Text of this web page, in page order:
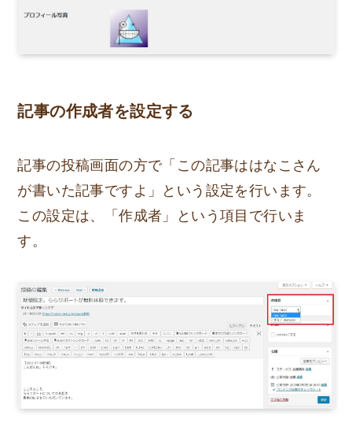
記事の作成者を設定する
記事の投稿画面の方で「この記事ははなこさん
が書いた記事ですよ」という設定を行います。
この設定は、「作成者」という項目で行いま
す。